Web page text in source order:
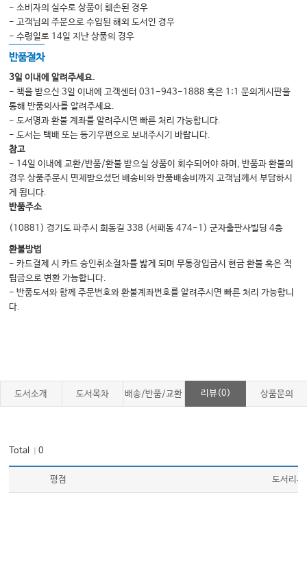
Ⅰ. 위장관 출혈
Ⅱ. 위식도 역류질환
Ⅲ. 식도염과 위염
Ⅳ. 소화성 궤양과 H.pylori
Ⅴ. 기능성 소화불량증
Ⅵ. 식도, 위 운동질환
Ⅶ. 식도, 위, 십이지장 양성 종양
Ⅷ. 식도암
Ⅸ. 위암
Ⅹ. 혈관성 질환
XI. 과민성 장증후군과 변비
XII. 대장폴립과 대장암
XIII. C. difficile 감염
XIV. 염증성 장질환
Ⅲ. 전해질 이상
Ⅵ. 만성 신부전
Ⅶ. 투석 치료
- 소비자의 실수로 상품이 훼손된 경우
- 고객님의 주문으로 수입된 해외 도서인 경우
- 수령일로 14일 지난 상품의 경우
반품절차
3일 이내에 알려주세요.
- 책을 받으신 3일 이내에 고객센터 031-943-1888 혹은 1:1 문의게시판을
통해 반품의사를 알려주세요.
- 도서명과 환불 계좌를 알려주시면 빠른 처리 가능합니다.
- 도서는 택배 또는 등기우편으로 보내주시기 바랍니다.
참고
- 14일 이내에 교환/반품/환불 받으실 상품이 회수되어야 하며, 반품과 환불의
경우 상품주문시 면제받으셨던 배송비와 반품배송비까지 고객님께서 부담하시
게 됩니다.
반품주소
(10881) 경기도 파주시 회동길 338 (서패동 474-1) 군자출판사빌딩 4층
환불방법
- 카드결제 시 카드 승인취소절차를 밟게 되며 무통장입금시 현금 환불 혹은 적
립금으로 변환 가능합니다.
- 반품도서와 함께 주문번호와 환불계좌번호를 알려주시면 빠른 처리 가능합니
다.
도서소개 도서목차 배송/반품/교환 리뷰(0) 상품문의
Total ｜0
평점 도서리뷰